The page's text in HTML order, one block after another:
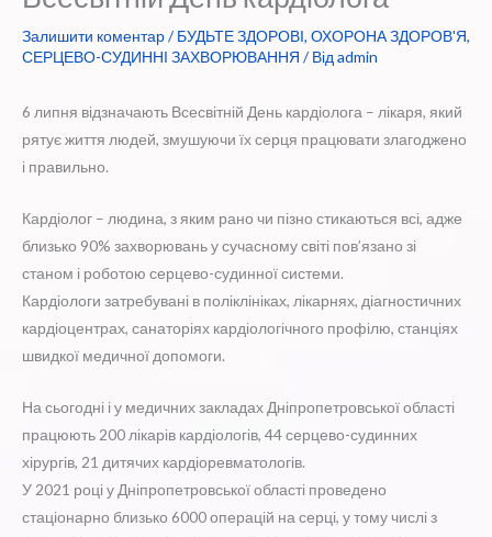
Залишити коментар/ БУДЬТЕ ЗДОРОВІ, ОХОРОНА ЗДОРОВ'Я,
СЕРЦЕВО-СУДИННІ ЗАХВОРЮВАННЯ / Відadmin
6 липня відзначають Всесвітній День кардіолога – лікаря, який
рятує життя людей, змушуючи їх серця працювати злагоджено
і правильно.
Кардіолог – людина, з яким рано чи пізно стикаються всі, адже
близько 90% захворювань у сучасному світі пов’язано зі
станом і роботою серцево-судинної системи.
Кардіологи затребувані в поліклініках, лікарнях, діагностичних
кардіоцентрах, санаторіях кардіологічного профілю, станціях
швидкої медичної допомоги.
На сьогодні і у медичних закладах Дніпропетровської області
працюють 200 лікарів кардіологів, 44 серцево-судинних
хірургів, 21 дитячих кардіоревматологів.
У 2021 році у Дніпропетровської області проведено
стаціонарно близько 6000 операцій на серці, у тому числі з